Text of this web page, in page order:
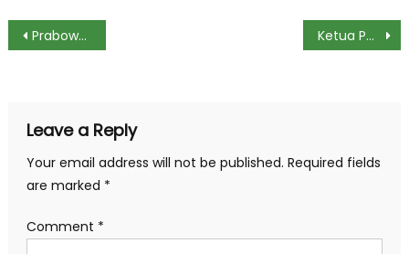
Post
Prabowo Bakal Luncurkan Program B50 1 Juli Ketua Parlemen Iran Tuduh AS Langgar MoU: Era Bullying Berakhir!
Leave a Reply
Your email address will not be published. Required fields
are marked *
Comment *